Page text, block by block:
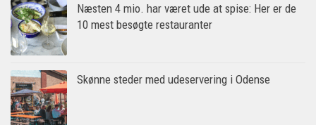
Næsten 4 mio. har været ude at spise: Her er de
10 mest besøgte restauranter
Skønne steder med udeservering i Odense